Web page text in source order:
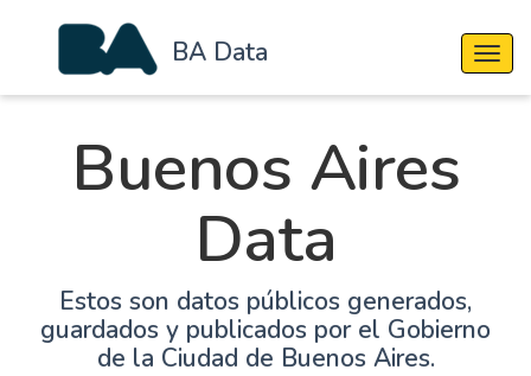
BA Data
Buenos Aires
Data
Estos son datos públicos generados,
guardados y publicados por el Gobierno
de la Ciudad de Buenos Aires.